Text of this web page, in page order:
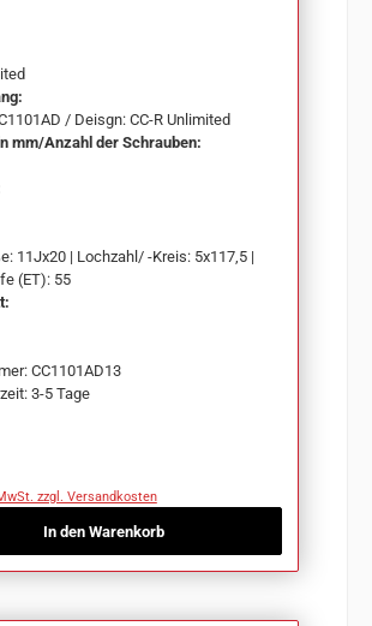
/ Deisgn: CC-R Unlimited
mm/Anzahl der Schrauben:
11Jx20 | Lochzahl/ -Kreis: 5x117,5 |
(ET): 55
CC1101AD13
3-5 Tage
zzgl. Versandkosten
In den Warenkorb